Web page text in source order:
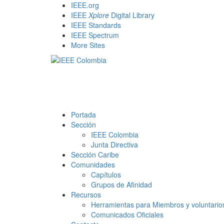
IEEE.org
IEEE Xplore Digital Library
IEEE Standards
IEEE Spectrum
More Sites
Portada
Sección
IEEE Colombia
Junta Directiva
Sección Caribe
Comunidades
Capítulos
Grupos de Afinidad
Recursos
Herramientas para Miembros y
Comunicados Oficiales